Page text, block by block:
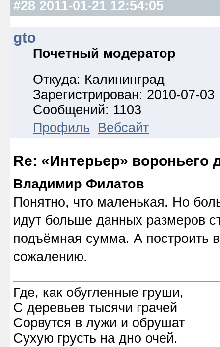
#28 2011-01-21 12:54:05
gto
Почетный модератор
Откуда: Калининград
Зарегистрирован: 2010-07-03
Сообщений: 1103
Профиль
Вебсайт
Re: «Интерьер» вороньего
Владимир Филатов
Понятно, что маленькая. Но
идут больше данных размеров
подъёмная сумма. А построить
сожалению.
Где, как обугленные груши,
С деревьев тысячи грачей
Сорвутся в лужи и обрушат
Сухую грусть на дно очей.